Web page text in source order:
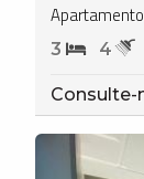
3 4
Consulte-